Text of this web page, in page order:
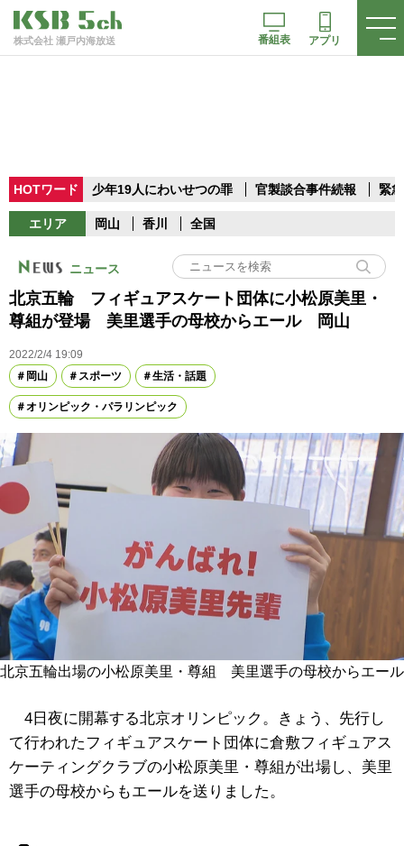
株式会社 瀬戸内海放送 番組表 アプリ
HOTワード 少年19人にわいせつの罪 官製談合事件続報 緊
エリア 岡山 香川 全国
ニュース
北京五輪 フィギュアスケート団体に小松原美里・
尊組が登場 美里選手の母校からエール 岡山
2022/2/4 19:09
岡山
スポーツ 生活・話題
オリンピック・パラリンピック
北京五輪出場の小松原美里・尊組 美里選手の母校からエール
4日夜に開幕する北京オリンピック。きょう、先行し
て行われたフィギュアスケート団体に倉敷フィギュアス
ケーティングクラブの小松原美里・尊組が出場し、美里
選手の母校からもエールを送りました。